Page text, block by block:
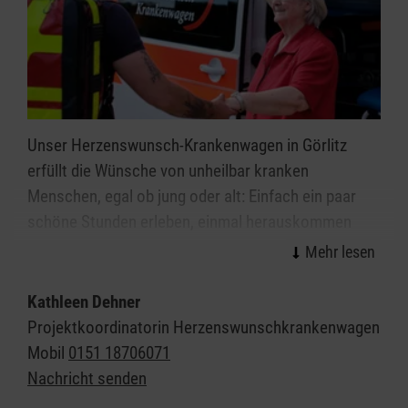
Antragstellung für diese Leistung bei Ihrer
Pflegekasse!
Unser Herzenswunsch-Krankenwagen in Görlitz
erfüllt die Wünsche von unheilbar kranken
Menschen, egal ob jung oder alt: Einfach ein paar
möglich. Speziell geschulte Ehrenamtliche aus dem
medizinischen Bereich stehen den Kindern,
Jugendlichen und Erwachsenen mit einer oft
lebenszeitverkürzenden Erkrankung dabei zur Seite
Kathleen Dehner
Projektkoordinatorin Herzenswunschkrankenwagen
Mobil 0151 18706071
Nachricht senden